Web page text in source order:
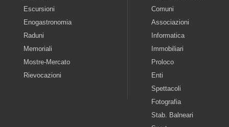
Escursioni
Enogastronomia
Raduni
Memoriali
Mostre-Mercato
Rievocazioni
Comuni
Associazioni
Informatica
Immobiliari
Proloco
Enti
Spettacoli
Fotografia
Stab. Balneari